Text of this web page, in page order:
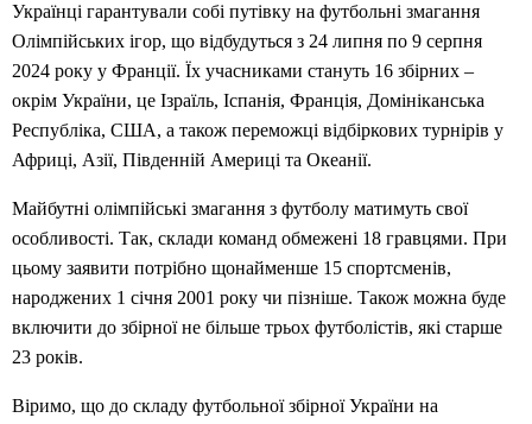
Українці гарантували собі путівку на футбольні змагання
Олімпійських ігор, що відбудуться з 24 липня по 9 серпня
2024 року у Франції. Їх учасниками стануть 16 збірних –
окрім України, це Ізраїль, Іспанія, Франція, Домініканська
Республіка, США, а також переможці відбіркових турнірів у
Африці, Азії, Південній Америці та Океанії.
Майбутні олімпійські змагання з футболу матимуть свої
особливості. Так, склади команд обмежені 18 гравцями. При
цьому заявити потрібно щонайменше 15 спортсменів,
народжених 1 січня 2001 року чи пізніше. Також можна буде
включити до збірної не більше трьох футболістів, які старше
23 років.
Віримо, що до складу футбольної збірної України на